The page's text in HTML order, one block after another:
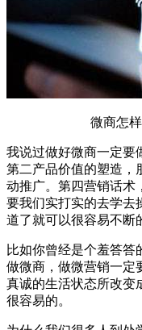
微商怎
我说过做好微商一定要
第二产品价值的塑造，
动推广。第四营销话术
要我们实打实的去学去
道了就可以很容易不断
比如你曾经是个羞答答
做微商，做微营销一定
真诚的生活状态所改变
很容易的。